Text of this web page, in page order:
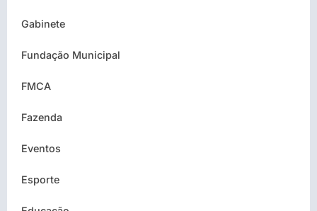
Gabinete
Fundação Municipal
FMCA
Fazenda
Eventos
Esporte